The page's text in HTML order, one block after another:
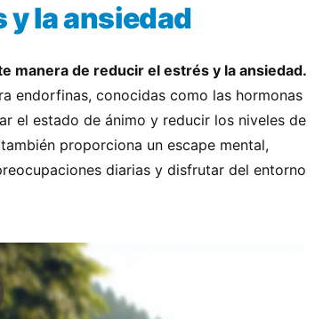
y la ansiedad
manera de reducir el estrés y la ansiedad.
endorfinas, conocidas como las hormonas
el estado de ánimo y reducir los niveles de
proporciona un escape mental,
diarias y disfrutar del entorno